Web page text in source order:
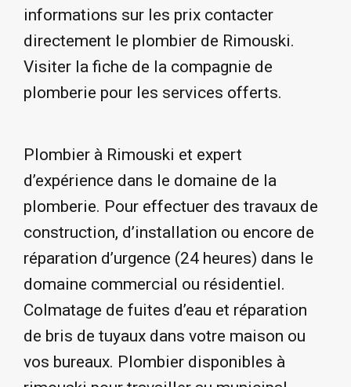
informations sur les prix contacter
directement le plombier de Rimouski.
Visiter la fiche de la compagnie de
plomberie pour les services offerts.
Plombier à Rimouski et expert
d’expérience dans le domaine de la
plomberie. Pour effectuer des travaux de
construction, d’installation ou encore de
réparation d’urgence (24 heures) dans le
domaine commercial ou résidentiel.
Colmatage de fuites d’eau et réparation
de bris de tuyaux dans votre maison ou
vos bureaux. Plombier disponibles à